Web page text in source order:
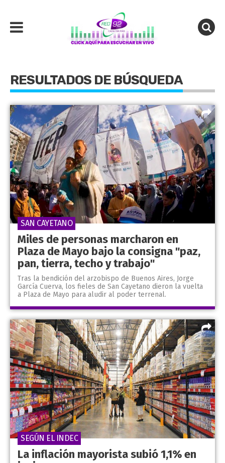
RESULTADOS DE BÚSQUEDA
Miles de personas marcharon en
Plaza de Mayo bajo la consigna "paz,
pan, tierra, techo y trabajo"
Tras la bendición del arzobispo de Buenos Aires, Jorge
García Cuerva, los fieles de San Cayetano dieron la vuelta
a Plaza de Mayo para aludir al poder terrenal.
SAN CAYETANO
La inflación mayorista subió 1,1% en
SEGÚN EL INDEC